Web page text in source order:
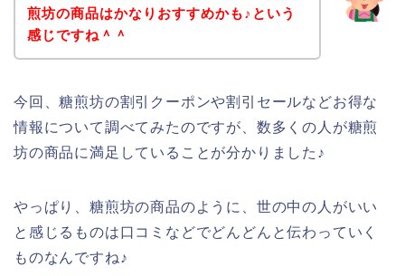
煎坊の商品はかなりおすすめかも♪という
感じですね＾＾
今回、糖煎坊の割引クーポンや割引セールなどお得な
情報について調べてみたのですが、数多くの人が糖煎
坊の商品に満足していることが分かりました♪
やっぱり、糖煎坊の商品のように、世の中の人がいい
と感じるものは口コミなどでどんどんと伝わっていく
ものなんですね♪